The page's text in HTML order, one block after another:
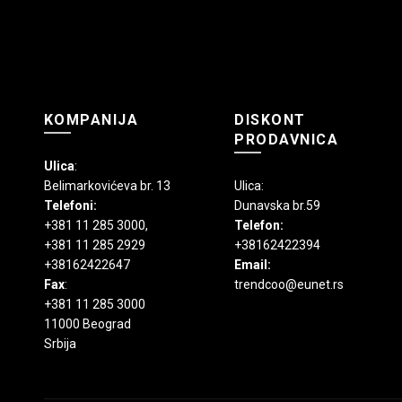
KOMPANIJA
Ulica:
Belimarkovićeva br. 13
Telefoni:
+381 11 285 3000,
+381 11 285 2929
+38162422647
Fax:
+381 11 285 3000
11000 Beograd
Srbija
DISKONT
PRODAVNICA
Ulica:
Dunavska br.59
Telefon:
+38162422394
Email:
trendcoo@eunet.rs